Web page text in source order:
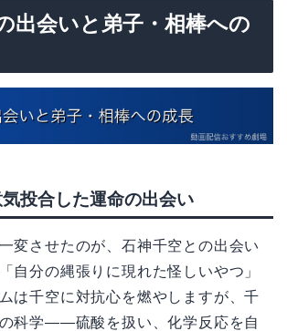
出会いと弟子・相棒への
投合した運命の出会い
変させたのが、石神千空との出会い
自分の縄張りに現れた怪しいやつ」
は千空に対抗心を燃やしますが、千
科学——硫酸を扱い、化学反応を自